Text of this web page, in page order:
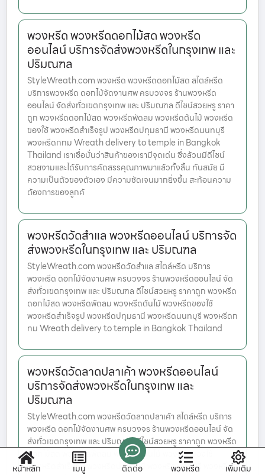
พวงหรีด พวงหรีดดอกไม้สด พวงหรีด
ออนไลน์ บริการจัดส่งพวงหรีดในกรุงเทพ และ
ปริมณฑล
StyleWreath.com พวงหรีด พวงหรีดดอกไม้สด สไตล์หรีด
บริการพวงหรีด ดอกไม้จัดงานศพ ครบวงจร ร้านพวงหรีด
ออนไลน์ จัดส่งทั่วเขตกรุงเทพ และ ปริมณฑล ดีไซน์สวยหรู ราคา
ถูก พวงหรีดดอกไม้สด พวงหรีดพัดลม พวงหรีดต้นไม้ พวงหรีด
ของใช้ พวงหรีดสำเร็จรูป พวงหรีดปทุมธานี พวงหรีดนนทบุรี
พวงหรีดกทม Wreath delivery to temple in Bangkok
Thailand เราเชื่อมั่นว่าสินค้าของเรามีจุดเด่น ซึ่งล้วนมีดีไซน์
สวยงามและได้รับการคัดสรรคุณภาพมาแล้วทั้งสิ้น ทันสมัย มี
ความเป็นตัวของตัวเอง มีความชัดเจนมากยิ่งขึ้น สะท้อนความ
ต้องการของลูกค้
พวงหรีดวัดสำแล พวงหรีดออนไลน์ บริการจัด
ส่งพวงหรีดในกรุงเทพ และ ปริมณฑล
StyleWreath.com พวงหรีดวัดสำแล สไตล์หรีด บริการ
พวงหรีด ดอกไม้จัดงานศพ ครบวงจร ร้านพวงหรีดออนไลน์ จัด
ส่งทั่วเขตกรุงเทพ และ ปริมณฑล ดีไซน์สวยหรู ราคาถูก พวงหรีด
ดอกไม้สด พวงหรีดพัดลม พวงหรีดต้นไม้ พวงหรีดของใช้
พวงหรีดสำเร็จรูป พวงหรีดปทุมธานี พวงหรีดนนทบุรี พวงหรีดก
ทม Wreath delivery to temple in Bangkok Thailand
พวงหรีดวัดลาดปลาเค้า พวงหรีดออนไลน์
บริการจัดส่งพวงหรีดในกรุงเทพ และ
ปริมณฑล
StyleWreath.com พวงหรีดวัดลาดปลาเค้า สไตล์หรีด บริการ
พวงหรีด ดอกไม้จัดงานศพ ครบวงจร ร้านพวงหรีดออนไลน์ จัด
ส่งทั่วเขตกรุงเทพ และ ปริมณฑล ดีไซน์สวยหรู ราคาถูก พวงหรีด
ดอกไม้สด พวงหรีดพัดลม พวงหรีดต้นไม้ พวงหรีดของใช้
พวงหรีดสำเร็จรูป พวงหรีดปทุมธานี พวงหรีดนนทบุรี พวงหรีดก
หน้าหลัก เมนู ติดต่อ พวงหรีด เพิ่มเติม